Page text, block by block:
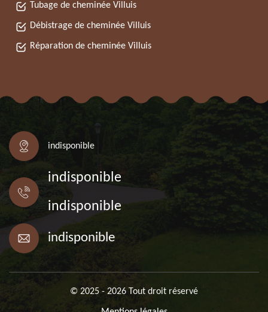
Tubage de cheminée Villuis
Débistrage de cheminée Villuis
Réparation de cheminée Villuis
indisponible
indisponible
indisponible
indisponible
© 2025 - 2026 Tout droit réservé